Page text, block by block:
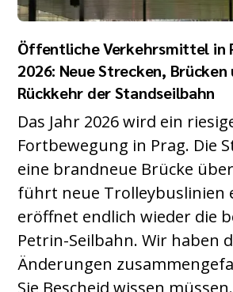
Öffentliche Verkehrsmittel in
2026: Neue Strecken, Brücken
Rückkehr der Standseilbahn
Das Jahr 2026 wird ein
Fortbewegung in Prag. Die
eine brandneue Brücke
führt neue Trolleybuslinien
eröffnet endlich wieder die
Petrin-Seilbahn. Wir haben
Änderungen
Sie Bescheid wissen müssen.